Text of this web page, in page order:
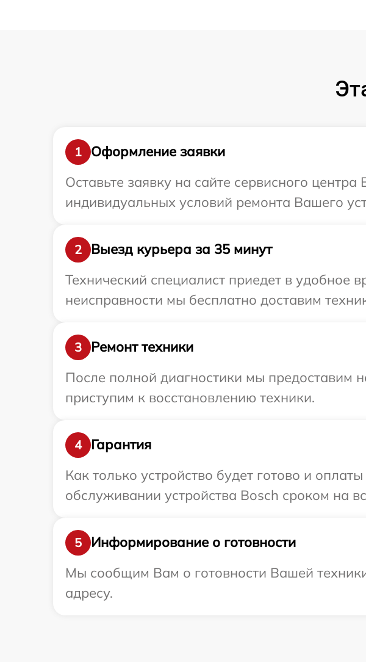
1
Оформление заявки
Оставьте заявку на сайте сервисного
индивидуальных условий ремонта Вашего
2
Выезд курьера за 35 минут
Технический специалист приедет в удобное
неисправности мы бесплатно доставим
3
Ремонт техники
После полной диагностики мы предоставим
приступим к восстановлению техники.
4
Гарантия
Как только устройство будет готово и
обслуживании устройства Bosch сроком на
5
Информирование о готовности
Мы сообщим Вам о готовности Вашей
адресу.